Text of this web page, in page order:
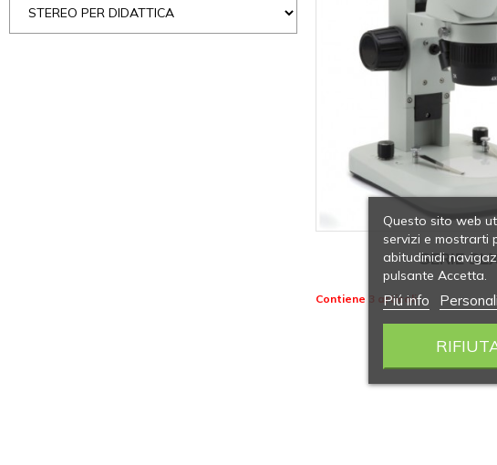
SERIE
Contiene 3 articoli
Questo sito web
servizi e mostrarti
abitudinidi
pulsante Accetta.
Piú info